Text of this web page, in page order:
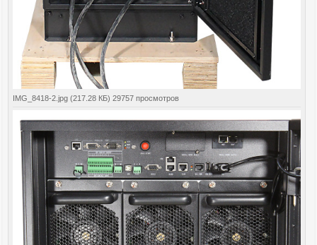
IMG_8418-2.jpg (217.28 КБ) 29757 просмотров